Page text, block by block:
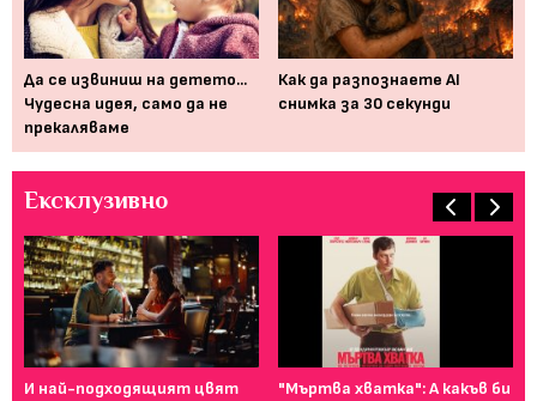
Да се извиниш на детето...
Чудесна идея, само да не
прекаляваме
Как да разпознаете AI
снимка за 30 секунди
Ексклузивно
И най-подходящият цвят
"Мъртва хватка": А какъв би